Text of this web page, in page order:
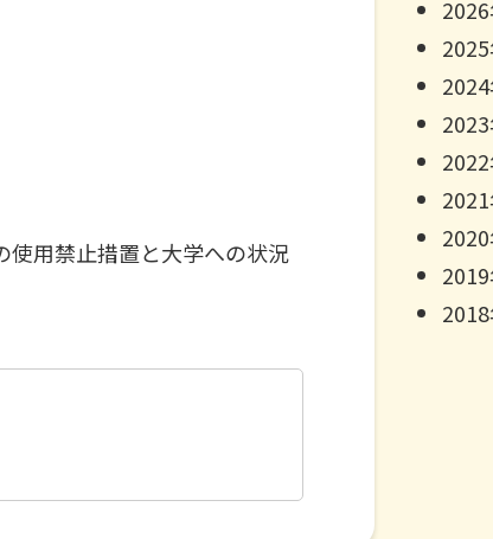
使用禁止措置と大学への状況
2026
2025
2024
2023
2022
2021
2020
2019
2018